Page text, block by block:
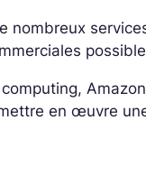
nombreux
en œuvre